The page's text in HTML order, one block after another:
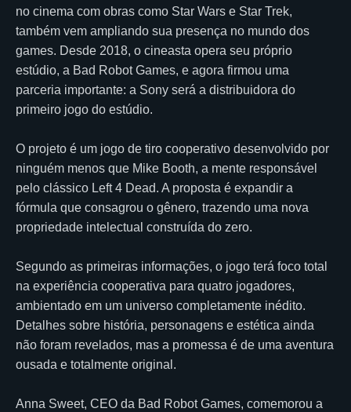
no cinema com obras como Star Wars e Star Trek,
também vem ampliando sua presença no mundo dos
games. Desde 2018, o cineasta opera seu próprio
estúdio, a Bad Robot Games, e agora firmou uma
parceria importante: a Sony será a distribuidora do
primeiro jogo do estúdio.
O projeto é um jogo de tiro cooperativo desenvolvido por
ninguém menos que Mike Booth, a mente responsável
pelo clássico Left 4 Dead. A proposta é expandir a
fórmula que consagrou o gênero, trazendo uma nova
propriedade intelectual construída do zero.
Segundo as primeiras informações, o jogo terá foco total
na experiência cooperativa para quatro jogadores,
ambientado em um universo completamente inédito.
Detalhes sobre história, personagens e estética ainda
não foram revelados, mas a promessa é de uma aventura
ousada e totalmente original.
Anna Sweet, CEO da Bad Robot Games, comemorou a